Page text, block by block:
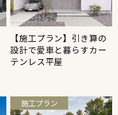
【施工プラン】引き算の
設計で愛車と暮らすカー
テンレス平屋
施工プラン